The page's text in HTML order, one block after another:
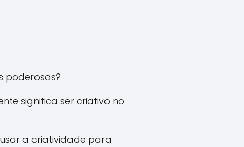
poderosas?
significa ser criativo no
a criatividade para